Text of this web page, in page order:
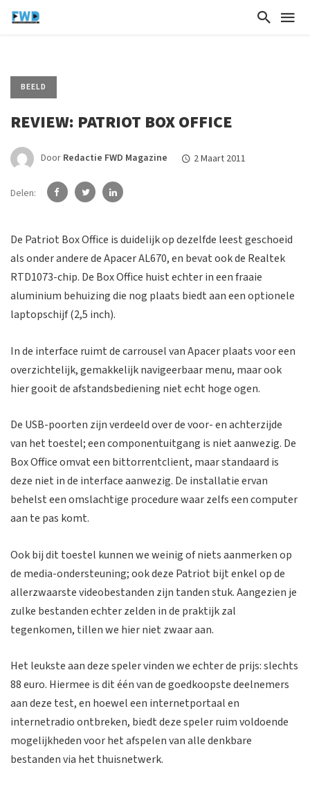
BEELD
REVIEW: PATRIOT BOX OFFICE
Door Redactie FWD Magazine 2 Maart 2011
Delen:
De Patriot Box Office is duidelijk op dezelfde leest geschoeid
als onder andere de Apacer AL670, en bevat ook de Realtek
RTD1073-chip. De Box Office huist echter in een fraaie
aluminium behuizing die nog plaats biedt aan een optionele
laptopschijf (2,5 inch).
In de interface ruimt de carrousel van Apacer plaats voor een
overzichtelijk, gemakkelijk navigeerbaar menu, maar ook
hier gooit de afstandsbediening niet echt hoge ogen.
De USB-poorten zijn verdeeld over de voor- en achterzijde
van het toestel; een componentuitgang is niet aanwezig. De
Box Office omvat een bittorrentclient, maar standaard is
deze niet in de interface aanwezig. De installatie ervan
behelst een omslachtige procedure waar zelfs een computer
aan te pas komt.
Ook bij dit toestel kunnen we weinig of niets aanmerken op
de media-ondersteuning; ook deze Patriot bijt enkel op de
allerzwaarste videobestanden zijn tanden stuk. Aangezien je
zulke bestanden echter zelden in de praktijk zal
tegenkomen, tillen we hier niet zwaar aan.
Het leukste aan deze speler vinden we echter de prijs: slechts
88 euro. Hiermee is dit één van de goedkoopste deelnemers
aan deze test, en hoewel een internetportaal en
internetradio ontbreken, biedt deze speler ruim voldoende
mogelijkheden voor het afspelen van alle denkbare
bestanden via het thuisnetwerk.